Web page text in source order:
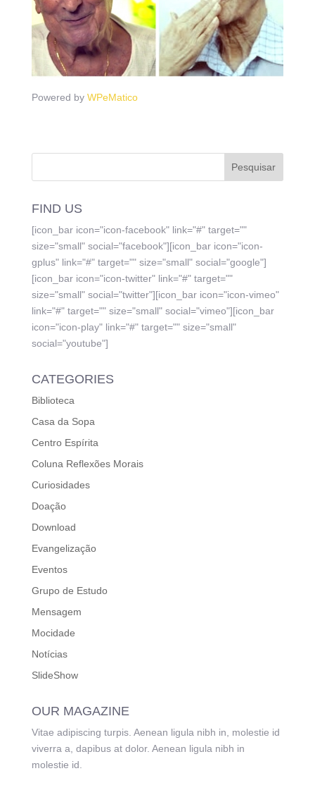
Powered by WPeMatico
FIND US
[icon_bar icon="icon-facebook" link="#" target=""
size="small" social="facebook"][icon_bar icon="icon-
gplus" link="#" target="" size="small" social="google"]
[icon_bar icon="icon-twitter" link="#" target=""
size="small" social="twitter"][icon_bar icon="icon-vimeo"
link="#" target="" size="small" social="vimeo"][icon_bar
icon="icon-play" link="#" target="" size="small"
social="youtube"]
CATEGORIES
Biblioteca
Casa da Sopa
Centro Espírita
Coluna Reflexões Morais
Curiosidades
Doação
Download
Evangelização
Eventos
Grupo de Estudo
Mensagem
Mocidade
Notícias
SlideShow
OUR MAGAZINE
Vitae adipiscing turpis. Aenean ligula nibh in, molestie id
viverra a, dapibus at dolor. Aenean ligula nibh in
molestie id.